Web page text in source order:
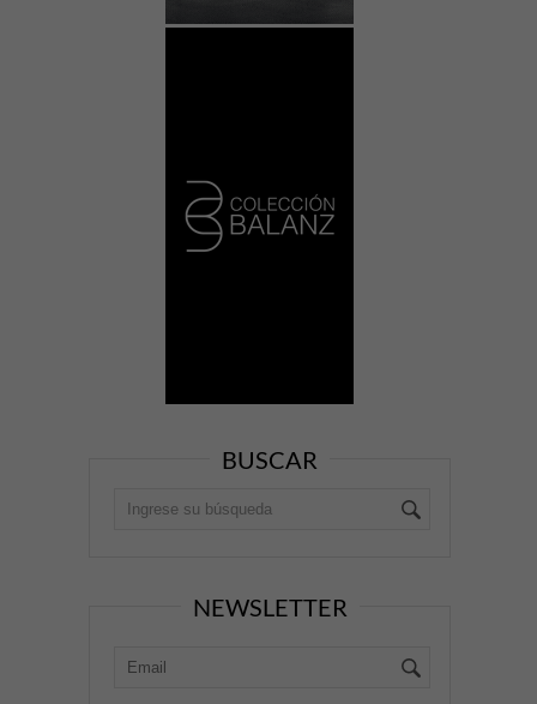
BUSCAR
NEWSLETTER